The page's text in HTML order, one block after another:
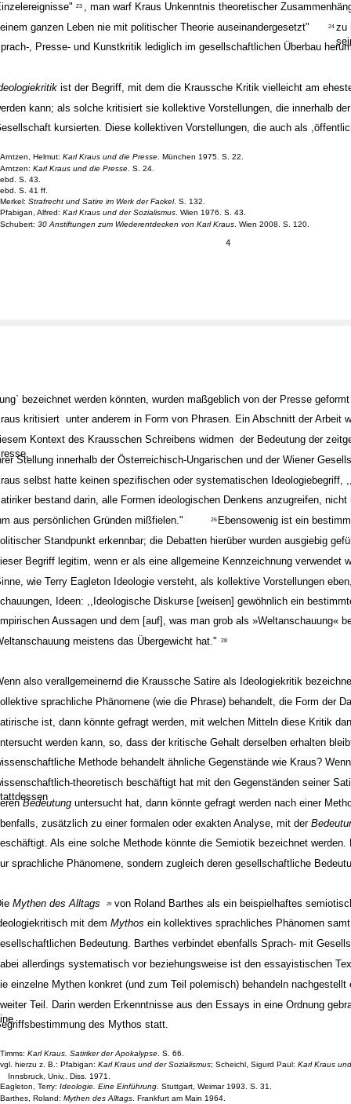
4
23 , man warf Kraus Unkenntnis theoretischer
ganzen Leben nie mit politischer Theorie auseinandergesetzt"
24 zu
, Presse- und Kunstkritik lediglich im gesellschaftlichen Überbau
ist der Begriff, mit dem die Kraussche Kritik vielleicht am
kann; als solche kritisiert sie kollektive Vorstellungen, die innerhalb
kursierten. Diese kollektiven Vorstellungen, die auch als
Arntzen, Helmut:Karl Kraus und die Presse . München 1975. S. 22.
Arntzen:Karl Kraus und die Presse . S. 24.
ebd. S. 43.
ebd. S. 41 ff.
Merkel:Strafrecht und Satire im Werk der Fackel. S. 132.
Pfabigan, Alfred:Karl Kraus und der Sozialismus . Wien 1976. S. 43.
Schubert:30 Anstiftungen zum Wiederentdecken von Karl Kraus . Wien 2008. S. 120.
bezeichnet werden könnten, wurden maßgeblich von der Presse
kritisiert ­ unter anderem in Form von Phrasen. Ein Abschnitt der Arbeit
Kontext des Krausschen Schreibens widmen ­ der Bedeutung der
Stellung innerhalb der Österreichisch-Ungarischen und der Wiener
selbst hatte keinen spezifischen oder systematischen Ideologiebegriff,
bestand darin, alle Formen ideologischen Denkens anzugreifen, nicht
aus persönlichen Gründen mißfielen."
26 Ebensowenig ist ein
Standpunkt erkennbar; die Debatten hierüber wurden ausgiebig
Begriff legitim, wenn er als eine allgemeine Kennzeichnung verwendet
wie Terry Eagleton Ideologie versteht, als kollektive Vorstellungen
Ideen: ,,Ideologische Diskurse [weisen] gewöhnlich ein
Aussagen und dem [auf], was man grob als »Weltanschauung«
meistens das Übergewicht hat."
28
also verallgemeinernd die Kraussche Satire als Ideologiekritik
sprachliche Phänomene (wie die Phrase) behandelt, die Form der
ist, dann könnte gefragt werden, mit welchen Mitteln diese Kritik
werden kann, so, dass der kritische Gehalt derselben erhalten
Methode behandelt ähnliche Gegenstände wie Kraus?
theoretisch beschäftigt hat mit den Gegenständen seiner
Bedeutung untersucht hat, dann könnte gefragt werden nach einer
zusätzlich zu einer formalen oder exakten Analyse, mit der
Als eine solche Methode könnte die Semiotik bezeichnet werden.
sprachliche Phänomene, sondern zugleich deren gesellschaftliche
Mythen des Alltags 29 von Roland Barthes als ein beispielhaftes
mit demMythos ein kollektives sprachliches Phänomen
Bedeutung. Barthes verbindet ebenfalls Sprach- mit
allerdings systematisch vor beziehungsweise ist den essayistischen
einzelne Mythen konkret (und zum Teil polemisch) behandeln nachgestellt
Teil. Darin werden Erkenntnisse aus den Essays in eine Ordnung
des Mythos statt.
Timms:Karl Kraus. Satiriker der Apokalypse . S. 66.
vgl. hierzu z. B.: Pfabigan:Karl Kraus und der Sozialismus; Scheichl, Sigurd Paul:Karl Kraus
Innsbruck, Univ,. Diss. 1971.
Eagleton, Terry:Ideologie. Eine Einführung. Stuttgart, Weimar 1993. S. 31.
Barthes, Roland:Mythen des Alltags. Frankfurt am Main 1964.